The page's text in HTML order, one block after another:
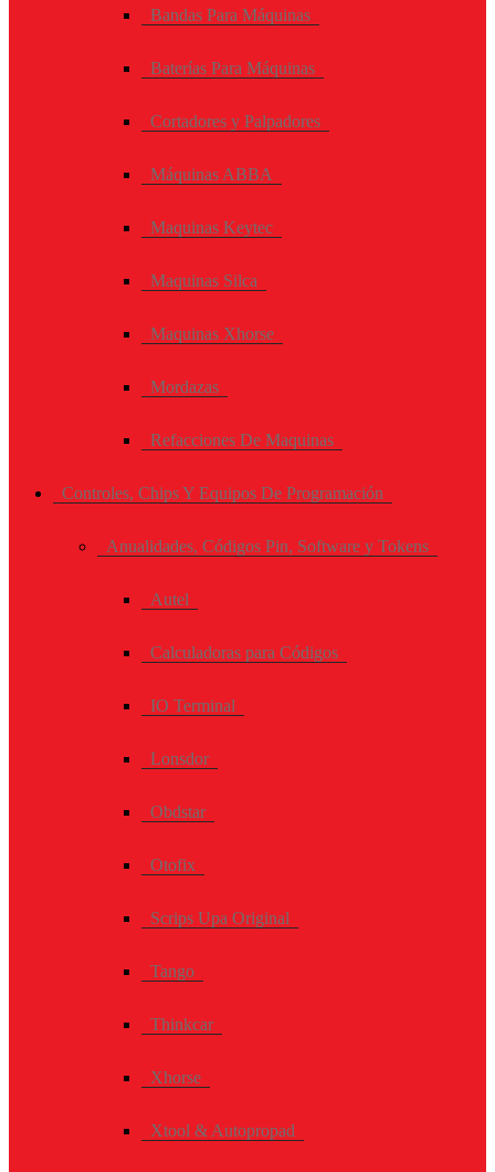
Bandas Para Máquinas
Baterías Para Máquinas
Cortadores y Palpadores
Máquinas ABBA
Maquinas Keytec
Maquinas Silca
Maquinas Xhorse
Mordazas
Refacciones De Maquinas
Controles, Chips Y Equipos De Programación
Anualidades, Códigos Pin, Software y Tokens
Autel
Calculadoras para Códigos
IO Terminal
Lonsdor
Obdstar
Otofix
Scrips Upa Original
Tango
Thinkcar
Xhorse
Xtool & Autopropad